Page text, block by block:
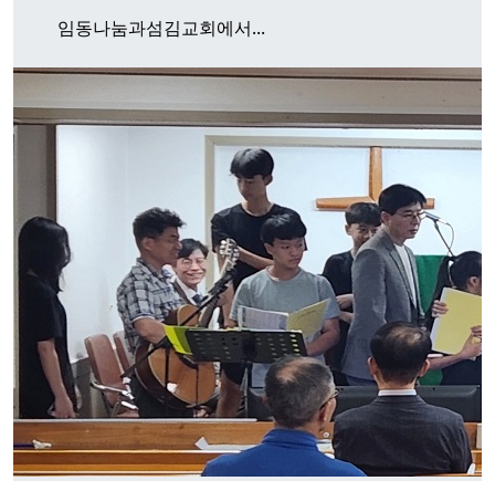
임동나눔과섬김교회에서...